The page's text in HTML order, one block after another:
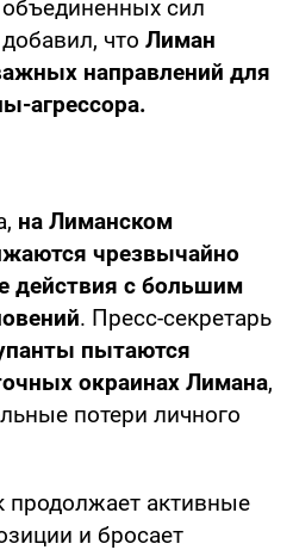
сил
что Лиман
направлений для
агрессора.
на Лиманском
чрезвычайно
действия с большим
. Пресс-секретарь
пытаются
окраинах Лимана,
потери личного
продолжает активные
и бросает